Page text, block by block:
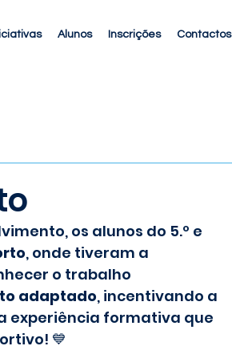
Alunos Inscrições Contactos
os alunos do 5.º e
, onde tiveram a
o trabalho
adaptado, incentivando a
experiência formativa que
💙